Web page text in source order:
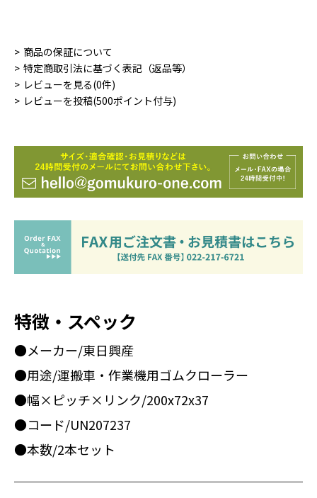
商品の保証について
特定商取引法に基づく表記（返品等）
レビューを見る(0件)
レビューを投稿(500ポイント付与)
特徴・スペック
●メーカー/東日興産
●用途/運搬車・作業機用ゴムクローラー
●幅×ピッチ×リンク/200x72x37
●コード/UN207237
●本数/2本セット